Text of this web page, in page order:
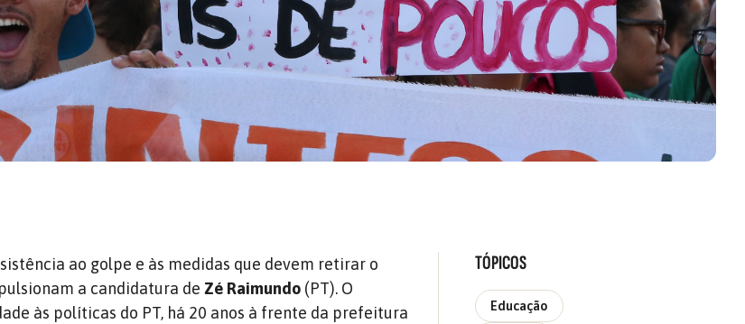
ao golpe e às medidas que devem retirar o
a candidatura deZé Raimundo (PT). O
às políticas do PT, há 20 anos à frente da prefeitura
TÓPICOS
Educação